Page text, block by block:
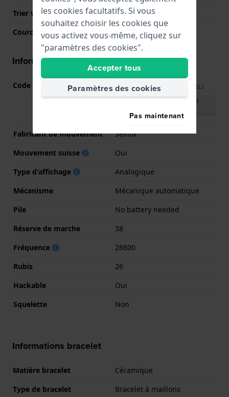
Trier verre
Saphire
Couronne
Courrone à vis
Informations mouvement
Code Mouvement SW200 (Voir les spécifications )
Télécharger le manuel
Fabricant de mouvement
Sellita
Mouvement suisse
Oui
Type d'affichage
Analogique
Mécanisme
Mécanique automatique
Pile
No battery needed
Réserve de marche
38
Fréquence
28800
Rubis
26
Hackable
Oui
Squelette
Non
Informations bracelet
Matière bracelet
Céramique
Type de bracelet
Bracelet à maillons
les cookies facultatifs. Si vous
souhaitez choisir les cookies que
vous activez vous-même, cliquez sur
"paramètres des cookies".
Accepter tous
Paramètres des cookies
Pas maintenant